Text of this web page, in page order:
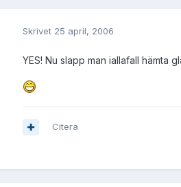
Skrivet 25 april, 2006
YES! Nu slapp man iallafall hämta
Citera